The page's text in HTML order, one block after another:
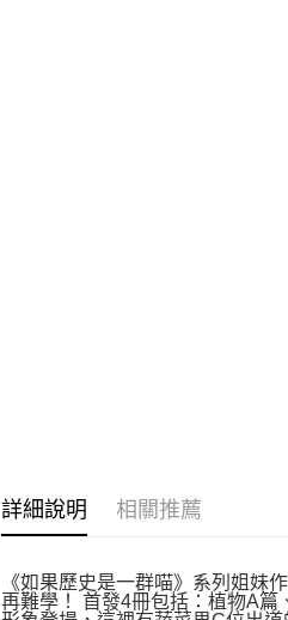
詳細說明 相關推薦
《如果歷史是一群喵》系列姐妹
再難學！ 首發4冊包括：植物A